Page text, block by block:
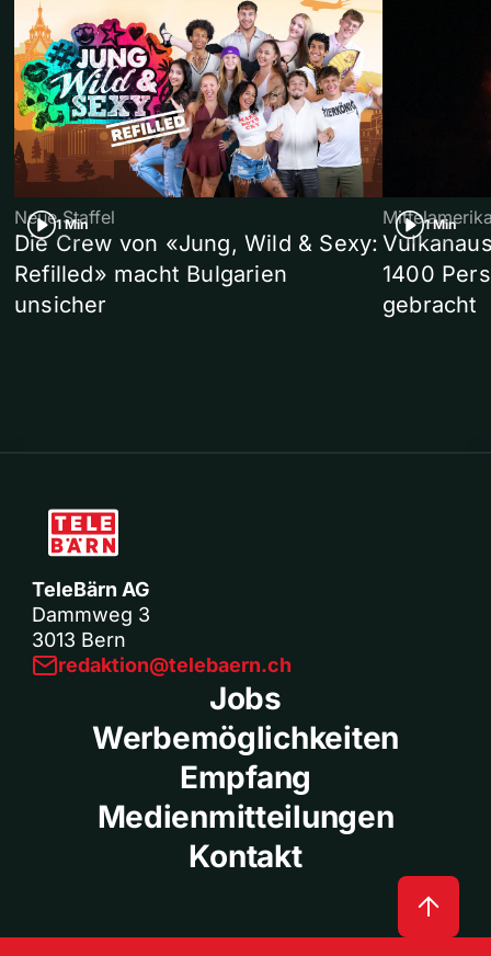
1 Min
Neue Staffel
Die Crew von «Jung, Wild & Sexy:
Refilled» macht Bulgarien
unsicher
1 Min
1400
gebracht
TeleBärn AG
Dammweg 3
3013 Bern
redaktion@telebaern.ch
Jobs
Werbemöglichkeiten
Empfang
Medienmitteilungen
Kontakt